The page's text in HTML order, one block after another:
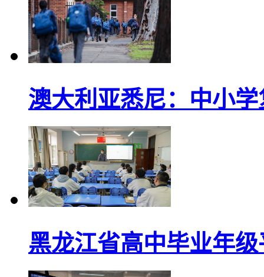
澳大利亚悉尼：中小学
黑龙江省高中毕业年